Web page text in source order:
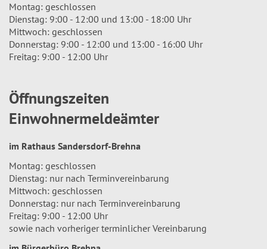
Montag: geschlossen
Dienstag: 9:00 - 12:00 und 13:00 - 18:00 Uhr
Mittwoch: geschlossen
Donnerstag: 9:00 - 12:00 und 13:00 - 16:00 Uhr
Freitag: 9:00 - 12:00 Uhr
Öffnungszeiten
Einwohnermeldeämter
im Rathaus Sandersdorf-Brehna
Montag: geschlossen
Dienstag: nur nach Terminvereinbarung
Mittwoch: geschlossen
Donnerstag: nur nach Terminvereinbarung
Freitag: 9:00 - 12:00 Uhr
sowie nach vorheriger terminlicher Vereinbarung